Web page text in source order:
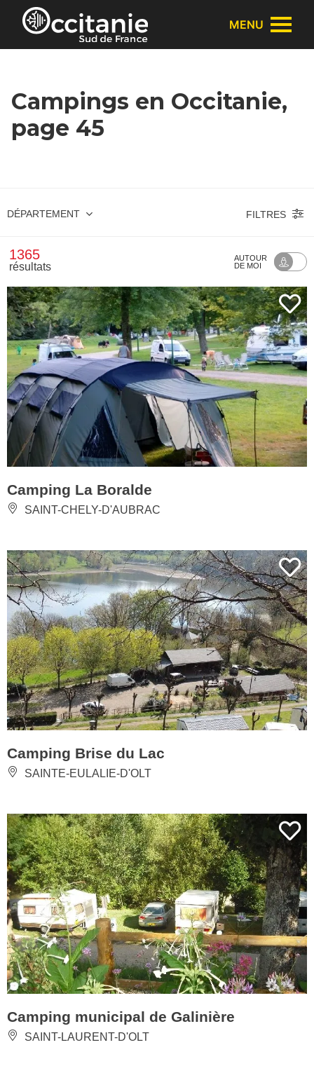
Panneau de gestion des cookies
MENU
Campings en Occitanie,
page 45
DÉPARTEMENT FILTRES
1365
résultats
AUTOUR
DE MOI
Camping La Boralde
SAINT-CHELY-D'AUBRAC
Camping Brise du Lac
SAINTE-EULALIE-D'OLT
Camping municipal de Galinière
SAINT-LAURENT-D'OLT